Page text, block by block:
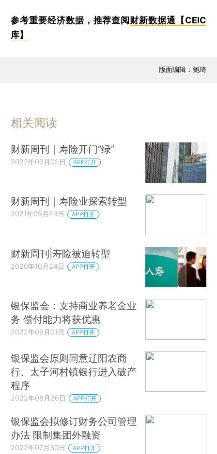
参考重要经济数据，推荐查阅 财新数据通【CEIC
库】
版面编辑：鲍琦
相关阅读
财新周刊｜寿险开门“绿”
2022年03月05日 APP打开
财新周刊｜寿险业探索转型
2021年09月24日 APP打开
财新周刊|寿险被迫转型
2020年10月24日 APP打开
银保监会：支持商业养老金业
务 偿付能力将获优惠
2022年09月01日 APP打开
银保监会原则同意辽阳农商
行、太子河村镇银行进入破产
程序
2022年08月26日 APP打开
银保监会拟修订财务公司管理
办法 限制集团外融资
2022年07月30日 APP打开